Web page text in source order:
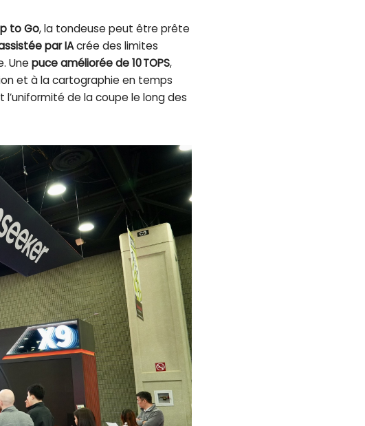
to Go, la tondeuse peut être prête
par IAcrée des limites
Unepuce améliorée de 10 TOPS,
et à la cartographie en temps
de la coupe le long des